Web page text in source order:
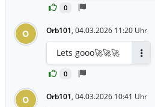
0
O Orb101, 04.03.2026 11:20 Uhr
0
Lets gooo🚀🚀🚀
O Orb101, 04.03.2026 10:41 Uhr